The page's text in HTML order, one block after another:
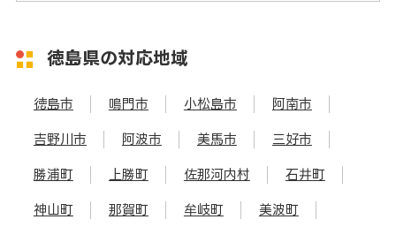
徳島県の対応地域
徳島市 鳴門市 小松島市 阿南市
吉野川市 阿波市 美馬市 三好市
勝浦町 上勝町 佐那河内村 石井町
神山町 那賀町 牟岐町 美波町